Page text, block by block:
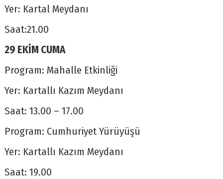
Yer: Kartal Meydanı
Saat:21.00
29 EKİM CUMA
Program: Mahalle Etkinliği
Yer: Kartallı Kazım Meydanı
Saat: 13.00 – 17.00
Program: Cumhuriyet Yürüyüşü
Yer: Kartallı Kazım Meydanı
Saat: 19.00